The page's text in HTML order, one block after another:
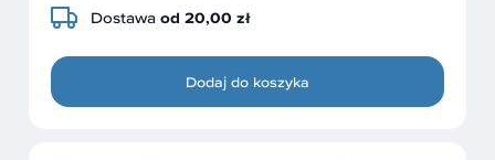
Dostawa od 20,00 zł
Dodaj do koszyka